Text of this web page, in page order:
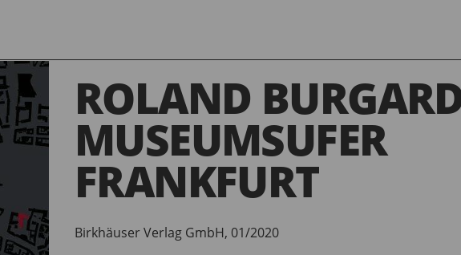
ROLAND
MUSEUMSUFER
FRANKFURT
Birkhäuser Verlag GmbH, 01/2020